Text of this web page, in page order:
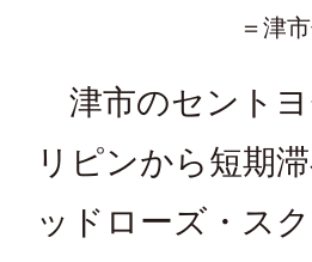
＝津
津市のセントヨ
リピンから短期
ッドローズ・ス